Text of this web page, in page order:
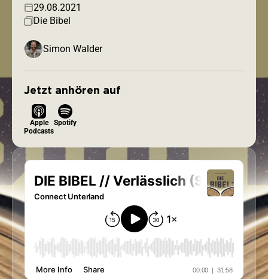
29.08.2021
Die Bibel
Simon Walder
Jetzt anhören auf
Apple
Podcasts
Spotify